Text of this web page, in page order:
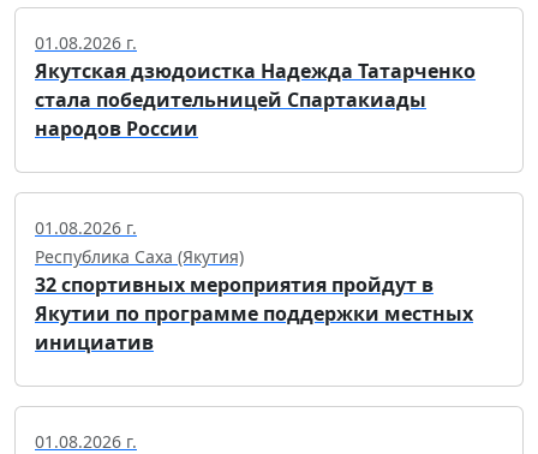
01.08.2026 г.
Якутская дзюдоистка Надежда Татарченко
стала победительницей Спартакиады
народов России
01.08.2026 г.
Республика Саха (Якутия)
32 спортивных мероприятия пройдут в
Якутии по программе поддержки местных
инициатив
01.08.2026 г.